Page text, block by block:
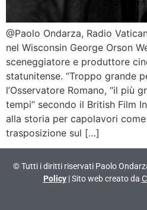
@Paolo Ondarza, Radio
nel Wisconsin George Orson
sceneggiatore e produttore
statunitense. “Troppo grande
l’Osservatore Romano, “il più
tempi” secondo il British Film
alla storia per capolavori come
trasposizione sul […]
© Tutti i diritti riservati Paolo
Policy| Sito web creato da